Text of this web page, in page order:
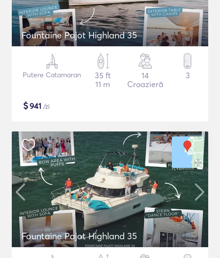
Fountaine Pajot Highland 35
Putere Catamaran
35 ft
11 m
14
Croazieră
3
$941 /zi
Fountaine Pajot Highland 35